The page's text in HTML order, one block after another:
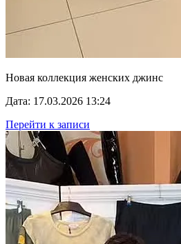
Новая коллекция женских джинс
Дата: 17.03.2026 13:24
Перейти к записи